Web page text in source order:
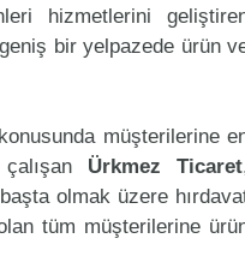
hizmetlerini
bir yelpazede ürün
müşterilerine
Ürkmez Ticaret
olmak üzere
tüm müşterilerine